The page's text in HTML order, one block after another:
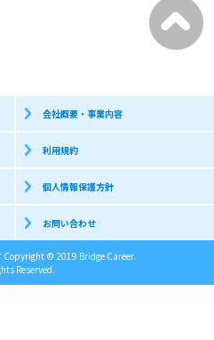
会社概要・事業内容
利用規約
個人情報保護方針
お問い合わせ
Copyright © 2019 Bridge Career.
Reserved.